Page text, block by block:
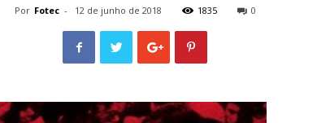
Por Fotec - 12 de junho de 2018 1835 0